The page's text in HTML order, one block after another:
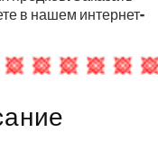
в нашем интернет-